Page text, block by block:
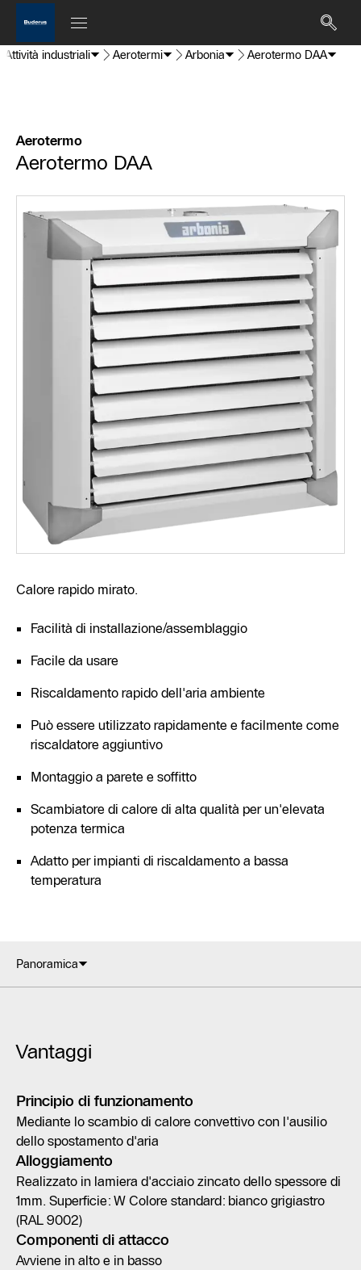
Attività industriali Aerotermi Arbonia Aerotermo DAA
Aerotermo
Aerotermo DAA
Calore rapido mirato.
Facilità di installazione/assemblaggio
Facile da usare
Riscaldamento rapido dell'aria ambiente
Può essere utilizzato rapidamente e facilmente come
riscaldatore aggiuntivo
Montaggio a parete e soffitto
Scambiatore di calore di alta qualità per un'elevata
potenza termica
Adatto per impianti di riscaldamento a bassa
temperatura
Panoramica
Vantaggi
Principio di funzionamento
Mediante lo scambio di calore convettivo con l'ausilio
dello spostamento d'aria
Alloggiamento
Realizzato in lamiera d'acciaio zincato dello spessore di
1mm. Superficie: W Colore standard: bianco grigiastro
(RAL 9002)
Componenti di attacco
Avviene in alto e in basso